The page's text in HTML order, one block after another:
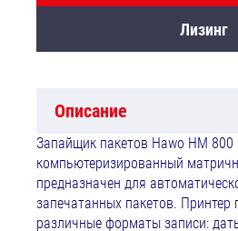
Лизинг
Описание
Запайщик пакетов Hawo HM 800
компьютеризированный
предназначен для
запечатанных пакетов. Принтер
различные форматы записи: